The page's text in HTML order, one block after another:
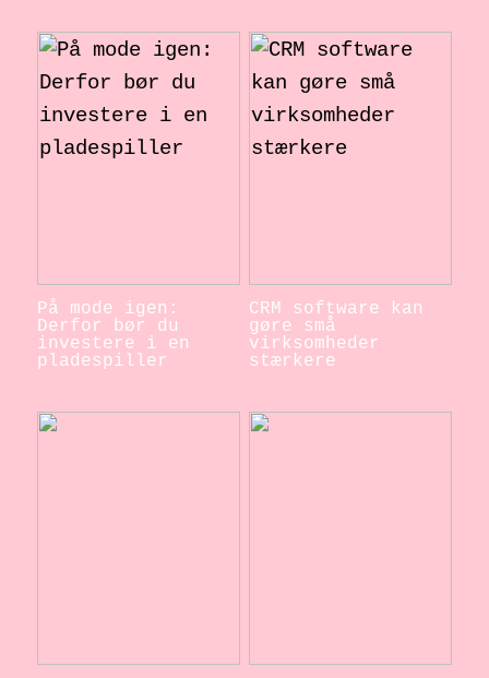
På mode igen:
Derfor bør du
investere i en
pladespiller
CRM software kan
gøre små
virksomheder
stærkere